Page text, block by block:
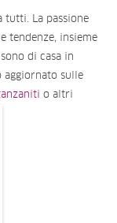
tutti. La passione
tendenze, insieme
di casa in
aggiornato sulle
o altri